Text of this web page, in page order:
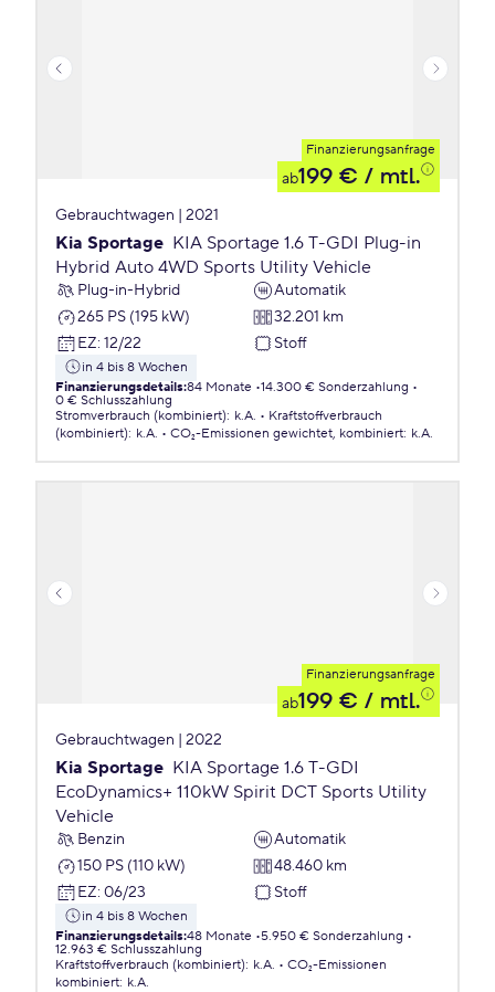
Finanzierungsanfrage
ab199 € / mtl.
Gebrauchtwagen | 2021
Kia Sportage KIA Sportage 1.6 T-GDI Plug-in
Hybrid Auto 4WD Sports Utility Vehicle
Plug-in-Hybrid
Automatik
265 PS (195 kW)
32.201 km
EZ: 12/22 Stoff
in 4 bis 8 Wochen
Finanzierungsdetails:84 Monate 14.300 € Sonderzahlung
0 € Schlusszahlung
Stromverbrauch (kombiniert): k.A.
Kraftstoffverbrauch
(kombiniert): k.A. CO₂-Emissionen gewichtet, kombiniert: k.A.
Finanzierungsanfrage
ab199 € / mtl.
Gebrauchtwagen | 2022
Kia Sportage KIA Sportage 1.6 T-GDI
EcoDynamics+ 110kW Spirit DCT Sports Utility
Vehicle
Benzin
Automatik
150 PS (110 kW)
48.460 km
EZ: 06/23 Stoff
in 4 bis 8 Wochen
Finanzierungsdetails:48 Monate 5.950 € Sonderzahlung
12.963 € Schlusszahlung
Kraftstoffverbrauch (kombiniert): k.A.
CO₂-Emissionen
kombiniert: k.A.